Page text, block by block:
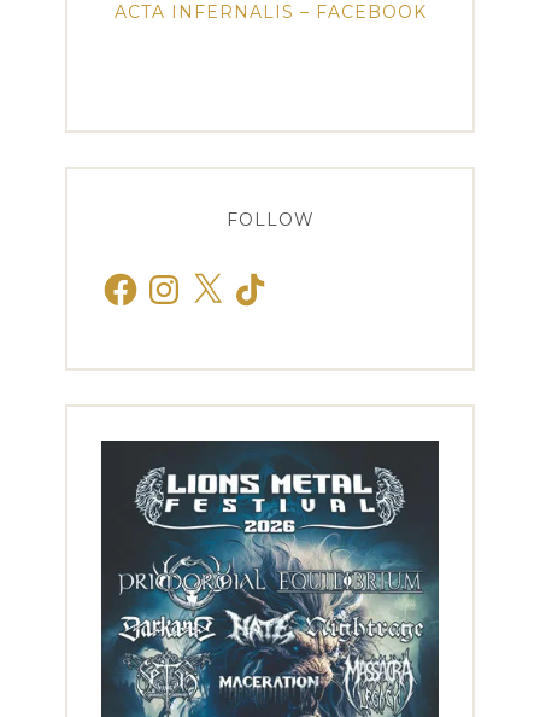
ACTA INFERNALIS – FACEBOOK
FOLLOW
FacebookInstagram
X TikTok